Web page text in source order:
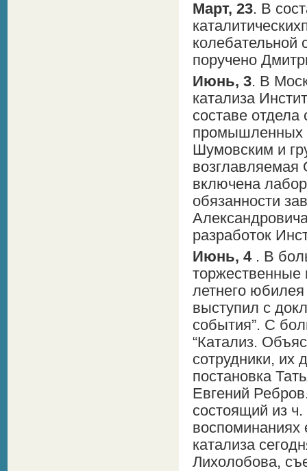
Март, 23. В
колебательной
поручено
Июнь, 3. В
катализа
составе отдела
промышленных
Шумовским и
возглавляемая
включена
обязанности
разработок
Июнь, 4 . В
летнего
выступил с
события”. С
“Катализ.
сотрудники, их
постановка
Евгений
состоящий из ч.
воспоминаниях
катализа
Лихолобова,